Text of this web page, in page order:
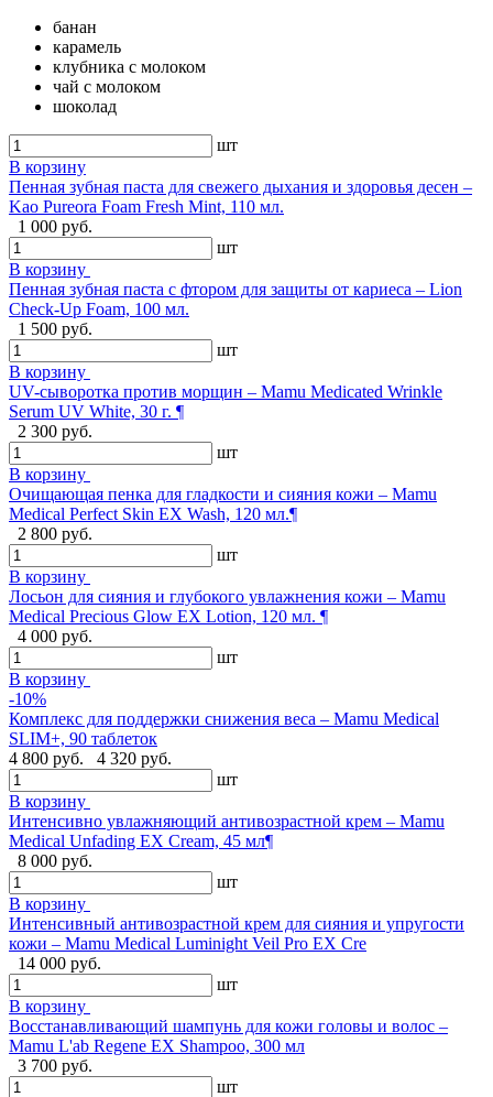
банан
карамель
клубника с молоком
чай с молоком
шоколад
шт
В корзину
Пенная зубная паста для свежего дыхания и здоровья десен –
Kao Pureora Foam Fresh Mint, 110 мл.
1 000 руб.
шт
В корзину
Пенная зубная паста с фтором для защиты от кариеса – Lion
Check-Up Foam, 100 мл.
1 500 руб.
шт
В корзину
UV-сыворотка против морщин – Mamu Medicated Wrinkle
Serum UV White, 30 г. ¶
2 300 руб.
шт
В корзину
Очищающая пенка для гладкости и сияния кожи – Mamu
Medical Perfect Skin EX Wash, 120 мл.¶
2 800 руб.
шт
В корзину
Лосьон для сияния и глубокого увлажнения кожи – Mamu
Medical Precious Glow EX Lotion, 120 мл. ¶
4 000 руб.
шт
В корзину
-10%
Комплекс для поддержки снижения веса – Mamu Medical
SLIM+, 90 таблеток
4 800 руб.
4 320 руб.
шт
В корзину
Интенсивно увлажняющий антивозрастной крем – Mamu
Medical Unfading EX Cream, 45 мл¶
8 000 руб.
шт
В корзину
Интенсивный антивозрастной крем для сияния и упругости
кожи – Mamu Medical Luminight Veil Pro EX Cre
14 000 руб.
шт
В корзину
Восстанавливающий шампунь для кожи головы и волос –
Mamu L'ab Regene EX Shampoo, 300 мл
3 700 руб.
шт